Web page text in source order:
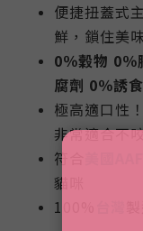
便捷扭蓋式
鮮，鎖住美
0％穀物 0
腐劑 0％誘食
極高適口性
非常適合不
符合
貓咪
100%